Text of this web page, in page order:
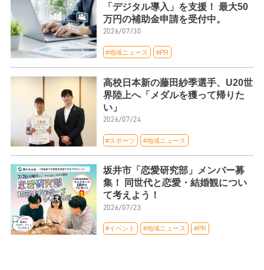
「デジタル導入」を支援！ 最大50
万円の補助金申請を受付中。
2026/07/30
#地域ニュース #PR
高校日本新の藤田紗季選手、U20世
界陸上へ「メダルを獲って帰りた
い」
2026/07/24
#スポーツ #地域ニュース
坂井市「恋愛研究部」メンバー募
集！ 同世代と恋愛・結婚観につい
て考えよう！
2026/07/23
#イベント #地域ニュース #PR